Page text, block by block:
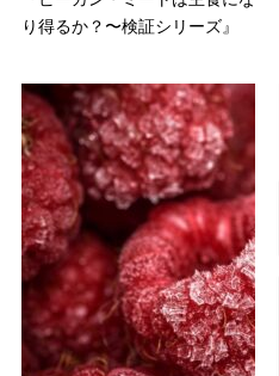
り得るか？〜検証シリーズ』